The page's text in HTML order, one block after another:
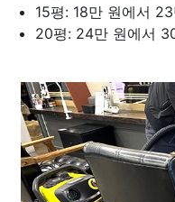
15평: 18만 원에서
20평: 24만 원에서